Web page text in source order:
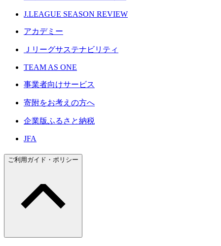
J.LEAGUE SEASON REVIEW
アカデミー
Ｊリーグサステナビリティ
TEAM AS ONE
事業者向けサービス
寄附をお考えの方へ
企業版ふるさと納税
JFA
ご利用ガイド・ポリシー